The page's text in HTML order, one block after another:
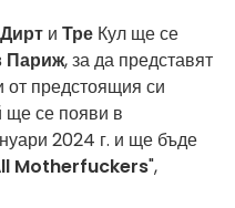
и Тре Кул ще се
Париж, за да представят
от предстоящия си
ще се появи в
2024 г. и ще бъде
Motherfuckers",